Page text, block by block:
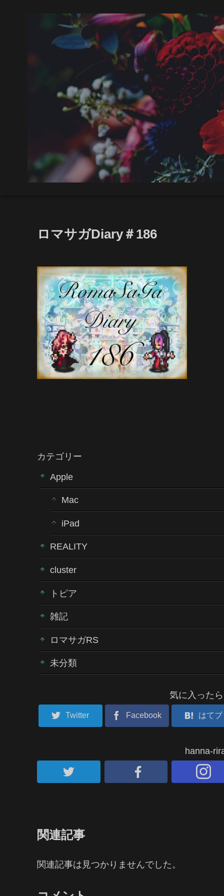
ロマサガDiary＃186
カテゴリー
Apple
Mac
iPad
REALITY
cluster
トピア
雑記
ロマサガRS
未分類
気に入った
Twitter Facebook はてブ
hanna-
関連記事
関連記事は見つかりませんでした。